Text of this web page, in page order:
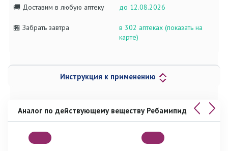
🚚 Доставим в любую аптеку до 12.08.2026
🏪 Забрать завтра
в 302 аптеках (показать на
карте)
Инструкция к применению
Аналог по действующему веществу Ребамипид